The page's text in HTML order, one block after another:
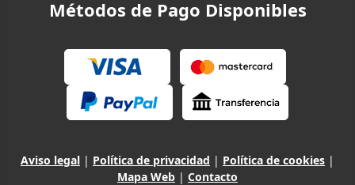
Métodos de Pago Disponibles
Aviso legal | Política de privacidad | Política de cookies |
Mapa Web | Contacto